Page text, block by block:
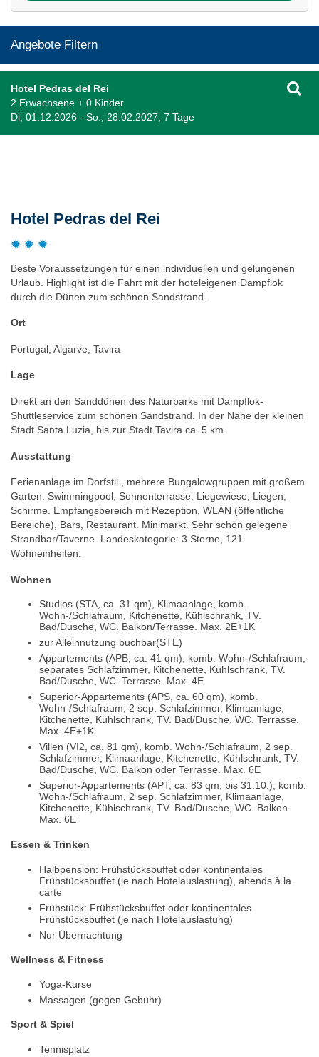
Angebote Filtern
Hotel Pedras del Rei
2 Erwachsene + 0 Kinder
Di, 01.12.2026 - So., 28.02.2027, 7 Tage
Hotel Pedras del Rei
Beste Voraussetzungen für einen individuellen und gelungenen
Urlaub. Highlight ist die Fahrt mit der hoteleigenen Dampflok
durch die Dünen zum schönen Sandstrand.
Ort
Portugal, Algarve, Tavira
Lage
Direkt an den Sanddünen des Naturparks mit Dampflok-
Shuttleservice zum schönen Sandstrand. In der Nähe der kleinen
Stadt Santa Luzia, bis zur Stadt Tavira ca. 5 km.
Ausstattung
Ferienanlage im Dorfstil , mehrere Bungalowgruppen mit großem
Garten. Swimmingpool, Sonnenterrasse, Liegewiese, Liegen,
Schirme. Empfangsbereich mit Rezeption, WLAN (öffentliche
Bereiche), Bars, Restaurant. Minimarkt. Sehr schön gelegene
Strandbar/Taverne. Landeskategorie: 3 Sterne, 121
Wohneinheiten.
Wohnen
Studios (STA, ca. 31 qm), Klimaanlage, komb.
Wohn-/Schlafraum, Kitchenette, Kühlschrank, TV.
Bad/Dusche, WC. Balkon/Terrasse. Max. 2E+1K
zur Alleinnutzung buchbar(STE)
Appartements (APB, ca. 41 qm), komb. Wohn-/Schlafraum,
separates Schlafzimmer, Kitchenette, Kühlschrank, TV.
Bad/Dusche, WC. Terrasse. Max. 4E
Superior-Appartements (APS, ca. 60 qm), komb.
Wohn-/Schlafraum, 2 sep. Schlafzimmer, Klimaanlage,
Kitchenette, Kühlschrank, TV. Bad/Dusche, WC. Terrasse.
Max. 4E+1K
Villen (VI2, ca. 81 qm), komb. Wohn-/Schlafraum, 2 sep.
Schlafzimmer, Klimaanlage, Kitchenette, Kühlschrank, TV.
Bad/Dusche, WC. Balkon oder Terrasse. Max. 6E
Superior-Appartements (APT, ca. 83 qm, bis 31.10.), komb.
Wohn-/Schlafraum, 2 sep. Schlafzimmer, Klimaanlage,
Kitchenette, Kühlschrank, TV. Bad/Dusche, WC. Balkon.
Max. 6E
Essen & Trinken
Halbpension: Frühstücksbuffet oder kontinentales
Frühstücksbuffet (je nach Hotelauslastung), abends à la
carte
Frühstück: Frühstücksbuffet oder kontinentales
Frühstücksbuffet (je nach Hotelauslastung)
Nur Übernachtung
Wellness & Fitness
Yoga-Kurse
Massagen (gegen Gebühr)
Sport & Spiel
Tennisplatz